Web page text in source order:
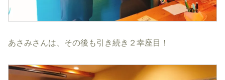
あさみさんは、その後も引き続き２幸座目！